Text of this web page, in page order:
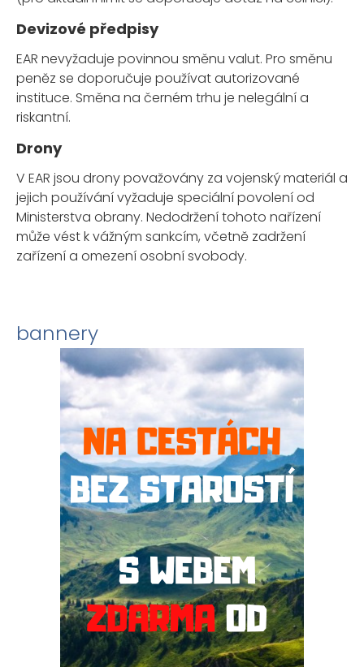
Devizové předpisy
EAR nevyžaduje povinnou směnu valut. Pro směnu
peněz se doporučuje používat autorizované
instituce. Směna na černém trhu je nelegální a
riskantní.
Drony
V EAR jsou drony považovány za vojenský materiál a
jejich používání vyžaduje speciální povolení od
Ministerstva obrany. Nedodržení tohoto nařízení
může vést k vážným sankcím, včetně zadržení
zařízení a omezení osobní svobody.
bannery